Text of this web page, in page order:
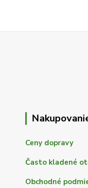
Ceny dopravy
Často kladené
Obchodné